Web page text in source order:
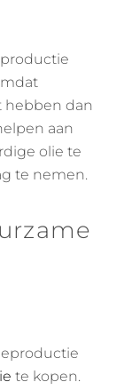
hebben dan
aan
olie te
te nemen.
te kopen.